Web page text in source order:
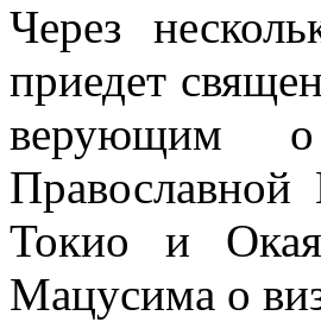
Через
приедет
верующим
Токио и
Мацусима о